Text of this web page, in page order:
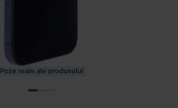
Poze reale ale produsului